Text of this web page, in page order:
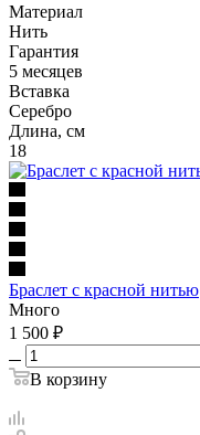
Материал
Нить
Гарантия
5 месяцев
Вставка
Серебро
Длина, см
18
Браслет с красной нитью
Много
1 500 ₽
В корзину